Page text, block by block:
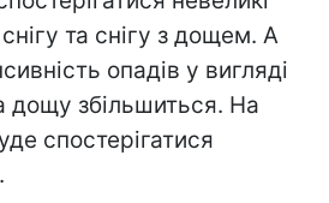
та снігу з дощем. А
опадів у вигляді
дощу збільшиться. На
спостерігатися